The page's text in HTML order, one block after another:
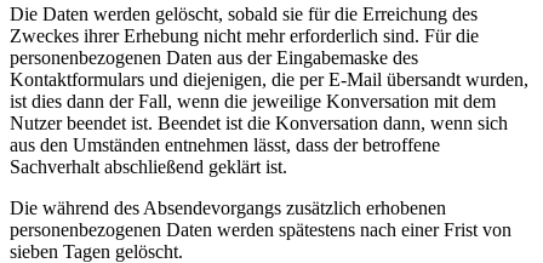
Die Daten werden gelöscht, sobald sie für die Erreichung des
Zweckes ihrer Erhebung nicht mehr erforderlich sind. Für die
personenbezogenen Daten aus der Eingabemaske des
Kontaktformulars und diejenigen, die per E-Mail übersandt wurden,
ist dies dann der Fall, wenn die jeweilige Konversation mit dem
Nutzer beendet ist. Beendet ist die Konversation dann, wenn sich
aus den Umständen entnehmen lässt, dass der betroffene
Sachverhalt abschließend geklärt ist.
Die während des Absendevorgangs zusätzlich erhobenen
personenbezogenen Daten werden spätestens nach einer Frist von
sieben Tagen gelöscht.